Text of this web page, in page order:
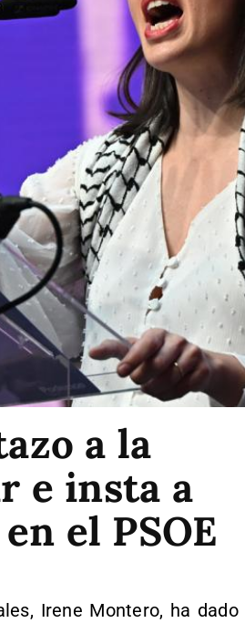
a la
e insta a
el PSOE
Irene Montero, ha dado